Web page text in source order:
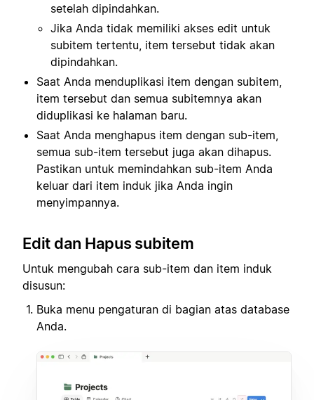
setelah dipindahkan.
Jika Anda tidak memiliki akses edit untuk
subitem tertentu, item tersebut tidak akan
dipindahkan.
Saat Anda menduplikasi item dengan subitem,
item tersebut dan semua subitemnya akan
diduplikasi ke halaman baru.
Saat Anda menghapus item dengan sub-item,
semua sub-item tersebut juga akan dihapus.
Pastikan untuk memindahkan sub-item Anda
keluar dari item induk jika Anda ingin
menyimpannya.
Edit dan Hapus subitem
Untuk mengubah cara sub-item dan item induk
disusun:
Buka menu pengaturan di bagian atas database
Anda.